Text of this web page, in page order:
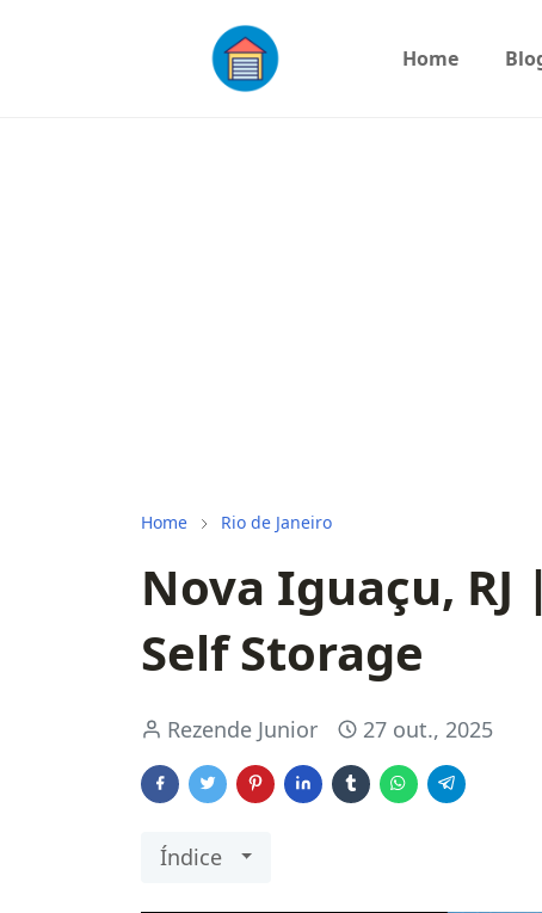
Home
Home Rio de Janeiro
Nova Iguaçu,
Self Storage
Rezende Junior 27 out., 2025
Índice